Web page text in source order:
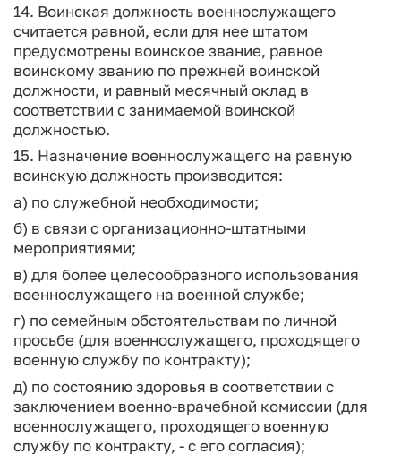
14. Воинская должность военнослужащего
считается равной, если для нее штатом
предусмотрены воинское звание, равное
воинскому званию по прежней воинской
должности, и равный месячный оклад в
соответствии с занимаемой воинской
должностью.
15. Назначение военнослужащего на равную
воинскую должность производится:
а) по служебной необходимости;
б) в связи с организационно-штатными
мероприятиями;
в) для более целесообразного использования
военнослужащего на военной службе;
г) по семейным обстоятельствам по личной
просьбе (для военнослужащего, проходящего
военную службу по контракту);
д) по состоянию здоровья в соответствии с
заключением военно-врачебной комиссии (для
военнослужащего, проходящего военную
службу по контракту, - с его согласия);